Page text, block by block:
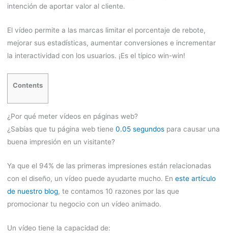
intención de aportar valor al cliente.
El vídeo permite a las marcas limitar el porcentaje de rebote,
mejorar sus estadísticas, aumentar conversiones e incrementar
la interactividad con los usuarios. ¡Es el típico win-win!
Contents
¿Por qué meter vídeos en páginas web?
¿Sabías que tu página web tiene 0.05 segundospara causar una
buena impresión en un visitante?
Ya que el 94% de las primeras impresiones están relacionadas
con el diseño, un vídeo puede ayudarte mucho. En este artículo
de nuestro blog, te contamos 10 razones por las que
promocionar tu negocio con un vídeo animado.
Un vídeo tiene la capacidad de: